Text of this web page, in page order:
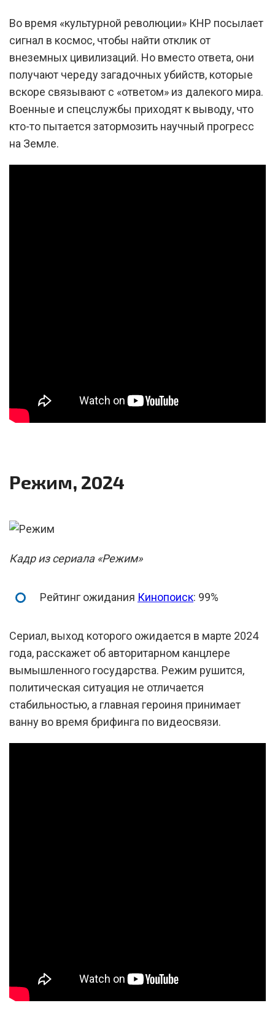
Во время «культурной революции» КНР посылает
сигнал в космос, чтобы найти отклик от
внеземных цивилизаций. Но вместо ответа, они
получают череду загадочных убийств, которые
вскоре связывают с «ответом» из далекого мира.
Военные и спецслужбы приходят к выводу, что
кто-то пытается затормозить научный прогресс
на Земле.
Режим, 2024
Кадр из сериала «Режим»
Рейтинг ожидания Кинопоиск: 99%
Сериал, выход которого ожидается в марте 2024
года, расскажет об авторитарном канцлере
вымышленного государства. Режим рушится,
политическая ситуация не отличается
стабильностью, а главная героиня принимает
ванну во время брифинга по видеосвязи.